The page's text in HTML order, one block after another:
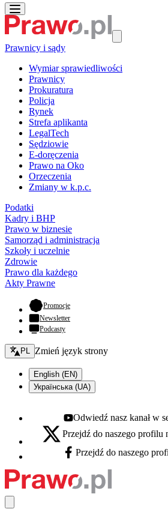
Prawnicy i sądy
Wymiar sprawiedliwości
Prawnicy
Prokuratura
Policja
Rynek
Strefa aplikanta
LegalTech
Sędziowie
E-doręczenia
Prawo na Oko
Orzeczenia
Zmiany w k.p.c.
Podatki
Kadry i BHP
Prawo w biznesie
Samorząd i administracja
Szkoły i uczelnie
Zdrowie
Prawo dla każdego
Akty Prawne
Promocje- otwiera się w nowej karcie
Newsletter
Podcasty
Zmień język - bieżący:
PL Zmień język strony
English (EN)
Українська (UA)
Youtube - otwiera się w nowej karcie
Odwiedź nasz kanał w
X - otwiera się w nowej karcie
Przejdź do naszego
Facebook - otwiera się w nowej
Przejdź do naszego